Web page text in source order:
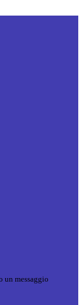
un messaggio